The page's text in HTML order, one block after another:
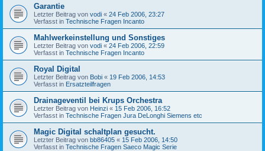
Garantie
Letzter Beitrag von vodi « 24 Feb 2006, 23:27
Verfasst in Technische Fragen Incanto
Mahlwerkeinstellung und Sonstiges
Letzter Beitrag von vodi « 24 Feb 2006, 22:59
Verfasst in Technische Fragen Incanto
Royal Digital
Letzter Beitrag von Bobi « 19 Feb 2006, 14:53
Verfasst in Ersatzteilfragen
Drainageventil bei Krups Orchestra
Letzter Beitrag von Heinzi « 15 Feb 2006, 16:52
Verfasst in Technische Fragen Jura DeLonghi Siemens etc
Magic Digital schaltplan gesucht.
Letzter Beitrag von bb86405 « 15 Feb 2006, 14:50
Verfasst in Technische Fragen Saeco Magic Serie